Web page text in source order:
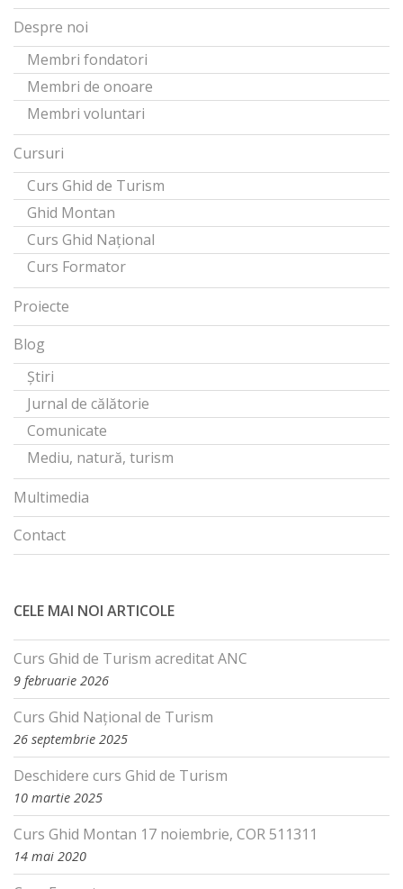
Despre noi
Membri fondatori
Membri de onoare
Membri voluntari
Cursuri
Curs Ghid de Turism
Ghid Montan
Curs Ghid Național
Curs Formator
Proiecte
Blog
Știri
Jurnal de călătorie
Comunicate
Mediu, natură, turism
Multimedia
Contact
CELE MAI NOI ARTICOLE
Curs Ghid de Turism acreditat ANC
9 februarie 2026
Curs Ghid Național de Turism
26 septembrie 2025
Deschidere curs Ghid de Turism
10 martie 2025
Curs Ghid Montan 17 noiembrie, COR 511311
14 mai 2020